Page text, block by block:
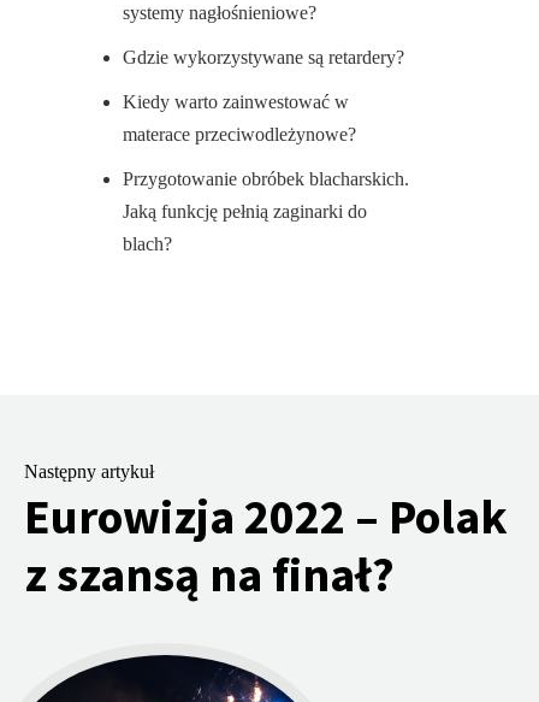
systemy nagłośnieniowe?
Gdzie wykorzystywane są retardery?
Kiedy warto zainwestować w
materace przeciwodleżynowe?
Przygotowanie obróbek blacharskich.
Jaką funkcję pełnią zaginarki do
blach?
Następny artykuł
Eurowizja 2022 – Polak
z szansą na finał?